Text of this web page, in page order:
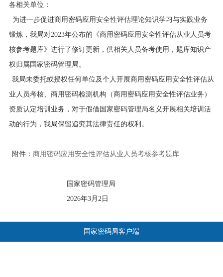
各相关单位：
为进一步促进商用密码应用安全性评估理论知识学习与实践业务
锻炼，我局对2023年公布的《商用密码应用安全性评估从业人员考
核参考题库》进行了修订更新，供相关人员备考使用，题库知识产
权归属国家密码管理局。
我局未委托或授权任何单位及个人开展商用密码应用安全性评估从
业人员考核、商用密码检测机构（商用密码应用安全性评估业务）
资质认定培训业务，对于假借国家密码管理局名义开展相关培训活
动的行为，我局保留追究其法律责任的权利。
附件： 商用密码应用安全性评估从业人员考核参考题库
国家密码管理局
2026年3月2日
国家密码局客户端